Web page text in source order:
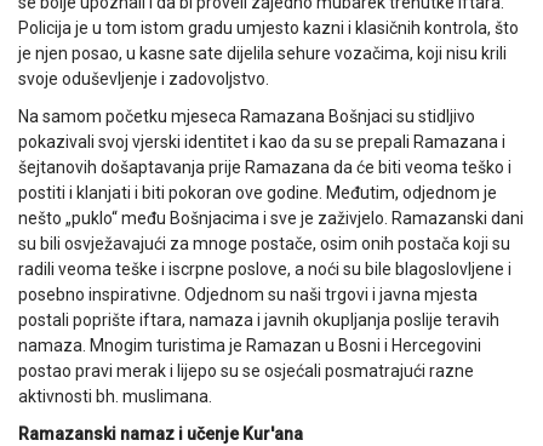
Policija je u tom istom gradu umjesto kazni i klasičnih kontrola, što
je njen posao, u kasne sate dijelila sehure vozačima, koji nisu krili
svoje oduševljenje i zadovoljstvo.
Na samom početku mjeseca Ramazana Bošnjaci su stidljivo
pokazivali svoj vjerski identitet i kao da su se prepali Ramazana i
šejtanovih došaptavanja prije Ramazana da će biti veoma teško i
postiti i klanjati i biti pokoran ove godine. Međutim, odjednom je
nešto „puklo“ među Bošnjacima i sve je zaživjelo. Ramazanski dani
su bili osvježavajući za mnoge postače, osim onih postača koji su
radili veoma teške i iscrpne poslove, a noći su bile blagoslovljene i
posebno inspirativne. Odjednom su naši trgovi i javna mjesta
postali poprište iftara, namaza i javnih okupljanja poslije teravih
namaza. Mnogim turistima je Ramazan u Bosni i Hercegovini
postao pravi merak i lijepo su se osjećali posmatrajući razne
aktivnosti bh. muslimana.
Ramazanski namaz i učenje Kur'ana